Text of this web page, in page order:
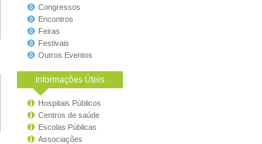
Congressos
Encontros
Feiras
Festivais
Outros Eventos
Informações Úteis
Hospitais Públicos
Centros de saúde
Escolas Públicas
Associações